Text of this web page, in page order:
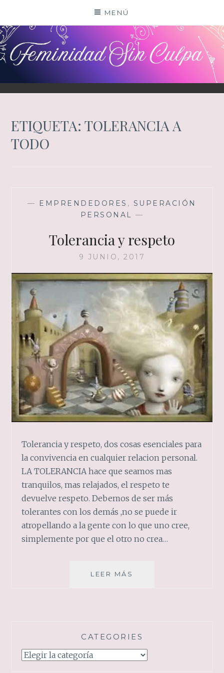
contenido
MENÚ
ETIQUETA:TOLERANCIA A
TODO
— EMPRENDEDORES , SUPERACIÓN
PERSONAL —
Tolerancia y respeto
9 JUNIO, 2017
Tolerancia y respeto, dos cosas esenciales para
la convivencia en cualquier relacion personal.
LA TOLERANCIA hace que seamos mas
tranquilos, mas relajados, el respeto te
devuelve respeto. Debemos de ser más
tolerantes con los demás ,no se puede ir
atropellando a la gente con lo que uno cree,
simplemente por que el otro no crea…
LEER MÁS
CATEGORIES
Categories